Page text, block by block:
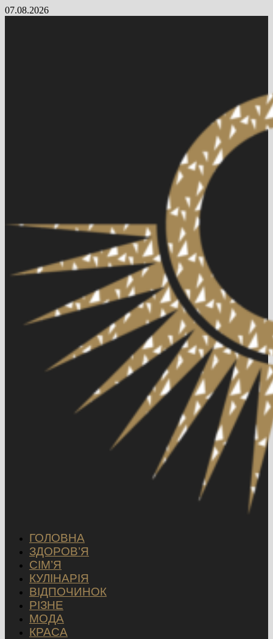
Skip
07.08.2026
ГОЛОВНА
ЗДОРОВ’Я
СІМ’Я
КУЛІНАРІЯ
ВІДПОЧИНОК
РІЗНЕ
МОДА
КРАСА